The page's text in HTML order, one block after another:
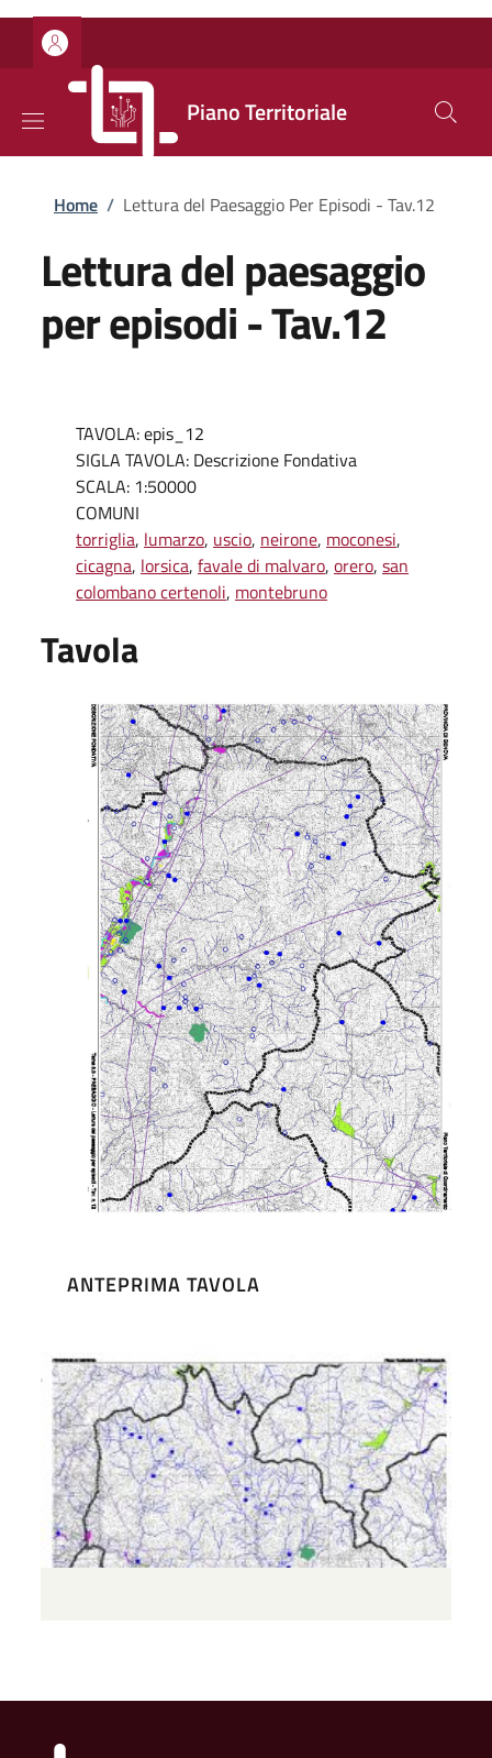
Salta al contenuto principale
Skip to footer content
Piano Territoriale
Briciole di pane
Home / Lettura del Paesaggio Per Episodi - Tav.12
Lettura del paesaggio
per episodi - Tav.12
TAVOLA: epis_12
SIGLA TAVOLA: Descrizione Fondativa
SCALA: 1:50000
COMUNI
torriglia, lumarzo, uscio, neirone, moconesi,
cicagna, lorsica, favale di malvaro, orero, san
colombano certenoli, montebruno
Tavola
ANTEPRIMA TAVOLA